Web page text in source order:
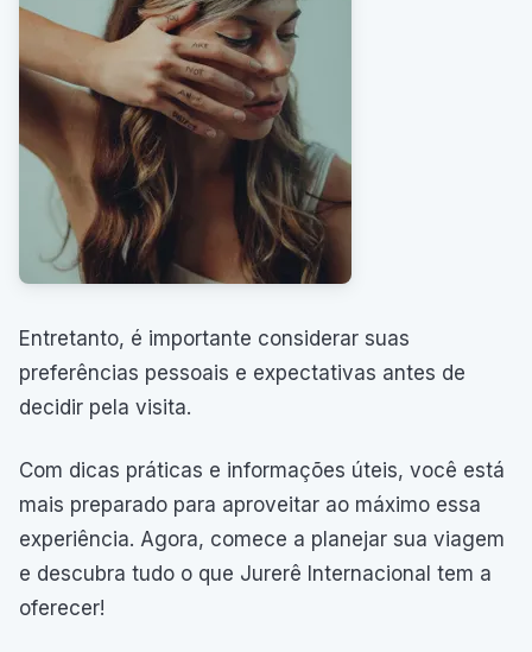
Entretanto, é importante considerar suas
preferências pessoais e expectativas antes de
decidir pela visita.
Com dicas práticas e informações úteis, você está
mais preparado para aproveitar ao máximo essa
experiência. Agora, comece a planejar sua viagem
e descubra tudo o que Jurerê Internacional tem a
oferecer!